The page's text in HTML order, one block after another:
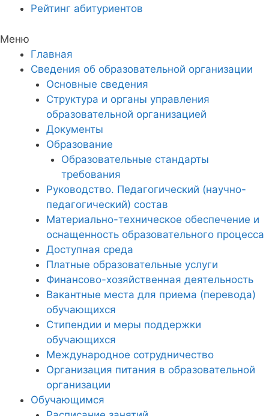
Рейтинг абитуриентов
Меню
Главная
Сведения об образовательной организации
Основные сведения
Структура и органы управления
образовательной организацией
Документы
Образование
Образовательные стандарты
требования
Руководство. Педагогический (научно-
педагогический) состав
Материально-техническое обеспечение и
оснащенность образовательного процесса
Доступная среда
Платные образовательные услуги
Финансово-хозяйственная деятельность
Вакантные места для приема (перевода)
обучающихся
Стипендии и меры поддержки
обучающихся
Международное сотрудничество
Организация питания в образовательной
организации
Обучающимся